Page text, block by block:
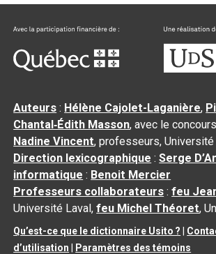
Auteurs : Hélène Cajolet-Laganière,
Chantal‑Édith Masson, avec le
Nadine Vincent, professeurs,
Direction lexicographique :Serge
informatique : Benoit Mercier
Professeurs collaborateurs :feu
Université Laval,feu Michel Théoret,
Qu’est-ce que le dictionnaire Usito ?
d’utilisation
Paramètres des témoins